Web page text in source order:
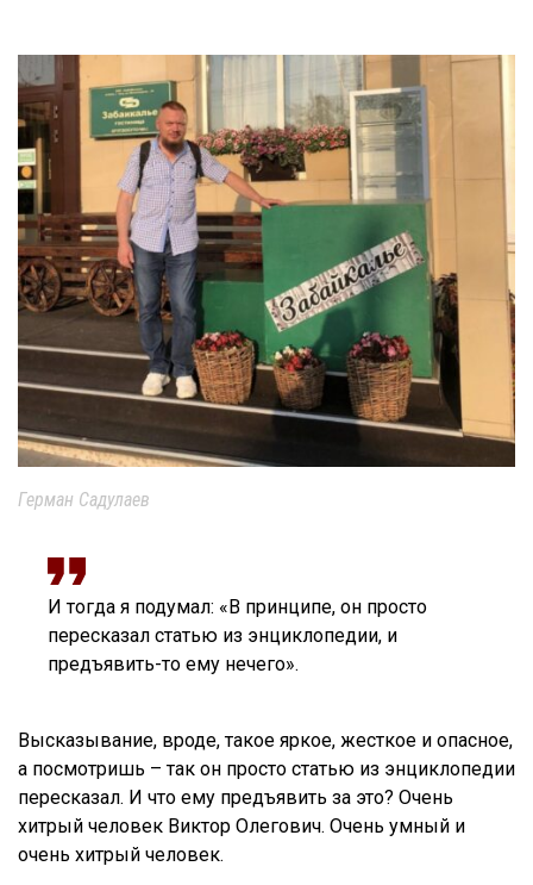
Герман Садулаев
И тогда я подумал: «В принципе, он просто
пересказал статью из энциклопедии, и
предъявить-то ему нечего».
Высказывание, вроде, такое яркое, жесткое и опасное,
а посмотришь – так он просто статью из энциклопедии
пересказал. И что ему предъявить за это? Очень
хитрый человек Виктор Олегович. Очень умный и
очень хитрый человек.